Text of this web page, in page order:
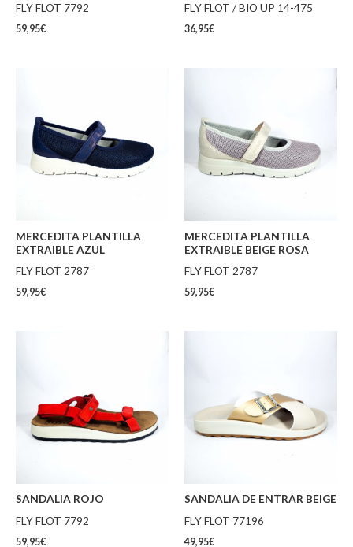
FLY FLOT 7792
59,95€
FLY FLOT / BIO UP 14-475
36,95€
MERCEDITA PLANTILLA
EXTRAIBLE AZUL
FLY FLOT 2787
59,95€
MERCEDITA PLANTILLA
EXTRAIBLE BEIGE ROSA
FLY FLOT 2787
59,95€
SANDALIA ROJO
FLY FLOT 7792
59,95€
SANDALIA DE ENTRAR BEIGE
FLY FLOT 77196
49,95€